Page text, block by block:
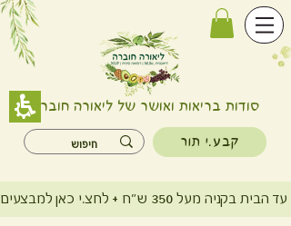
סודות בריאות ואושר של ליאורה חוברה
קבע.י תור
ש"ח + לחצ.י כאן למבצעים